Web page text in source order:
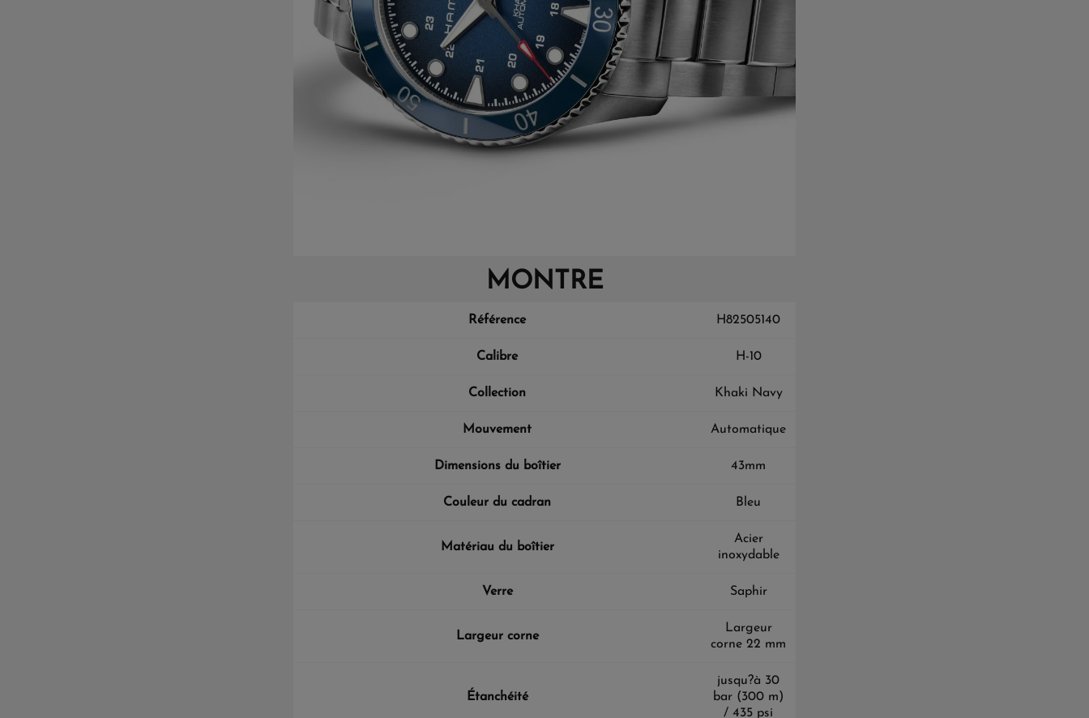
MONTRE
Référence H82505140
Calibre H-10
Collection Khaki Navy
Mouvement Automatique
Dimensions du boîtier 43mm
Couleur du cadran Bleu
Matériau du boîtier
Acier
inoxydable
Verre Saphir
Largeur corne
Largeur
corne 22 mm
Étanchéité
jusqu?à 30
bar (300 m)
/ 435 psi